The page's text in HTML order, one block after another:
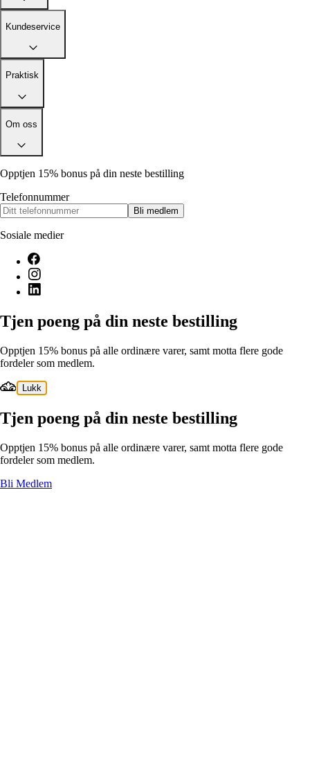
Kundeservice
Praktisk
Om oss
Opptjen 15% bonus på din neste bestilling
Telefonnummer
Bli medlem
Sosiale medier
Tjen poeng på din neste bestilling
Opptjen 15% bonus på alle ordinære varer, samt motta flere gode
fordeler som medlem.
Lukk
Tjen poeng på din neste bestilling
Opptjen 15% bonus på alle ordinære varer, samt motta flere gode
fordeler som medlem.
Bli Medlem